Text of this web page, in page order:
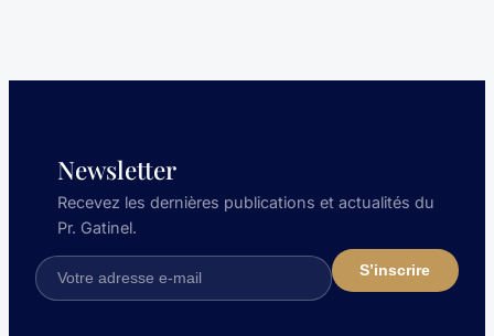
Newsletter
Recevez les dernières publications et actualités du
Pr. Gatinel.